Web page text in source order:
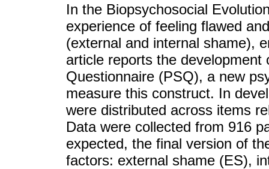
In the Biopsychosocial
experience of feeling flawed
(external and internal shame),
article reports the
Questionnaire (PSQ), a new
measure this construct. In
were distributed across items
Data were collected from 916
expected, the final version of
factors: external shame (ES),